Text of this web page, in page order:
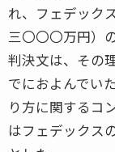
れ、フェデック
三〇〇〇万円）
判決文は、その
でにおよんでい
り方に関するコ
はフェデックス